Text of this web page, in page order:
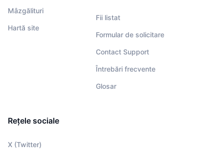
Mâzgălituri
Hartă site
Fii listat
Formular de solicitare
Contact Support
Întrebări frecvente
Glosar
Rețele sociale
X (Twitter)